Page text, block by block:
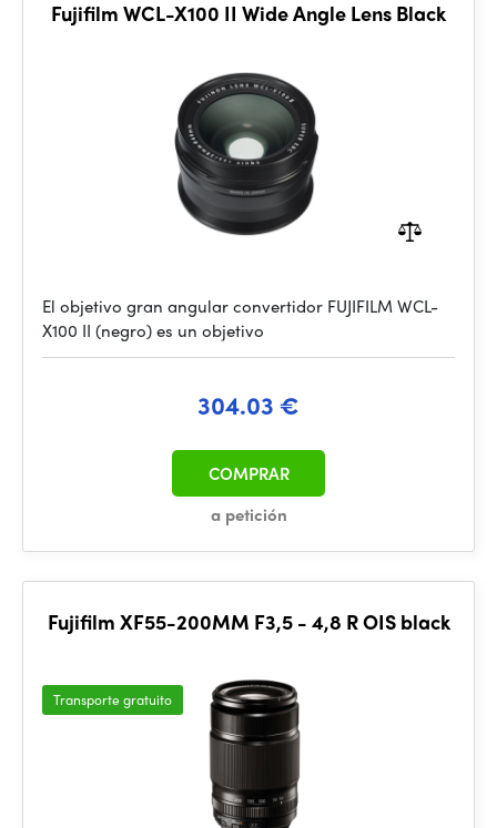
Fujifilm WCL-X100 II Wide Angle Lens Black
El objetivo gran angular convertidor FUJIFILM WCL-
X100 II (negro) es un objetivo
304.03 €
a petición
COMPRAR
Fujifilm XF55-200MM F3,5 - 4,8 R OIS black
Transporte gratuito